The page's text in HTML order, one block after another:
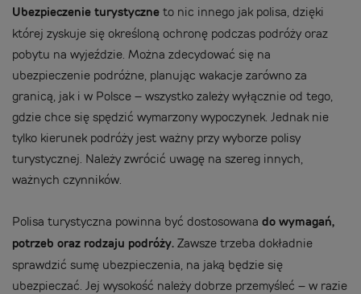
Ubezpieczenie turystyczne to nic innego jak polisa, dzięki
której zyskuje się określoną ochronę podczas podróży oraz
pobytu na wyjeździe. Można zdecydować się na
ubezpieczenie podróżne, planując wakacje zarówno za
granicą, jak i w Polsce – wszystko zależy wyłącznie od tego,
gdzie chce się spędzić wymarzony wypoczynek. Jednak nie
tylko kierunek podróży jest ważny przy wyborze polisy
turystycznej. Należy zwrócić uwagę na szereg innych,
ważnych czynników.
Polisa turystyczna powinna być dostosowana do wymagań,
potrzeb oraz rodzaju podróży. Zawsze trzeba dokładnie
sprawdzić sumę ubezpieczenia, na jaką będzie się
ubezpieczać. Jej wysokość należy dobrze przemyśleć – w razie